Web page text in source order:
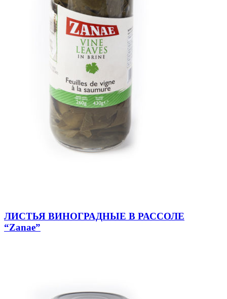
ЛИСТЬЯ ВИНОГРАДНЫЕ В РАССОЛЕ
“Zanae”